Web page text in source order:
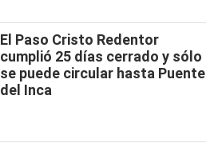
El Paso Cristo Redentor
cumplió 25 días cerrado y sólo
se puede circular hasta Puente
del Inca